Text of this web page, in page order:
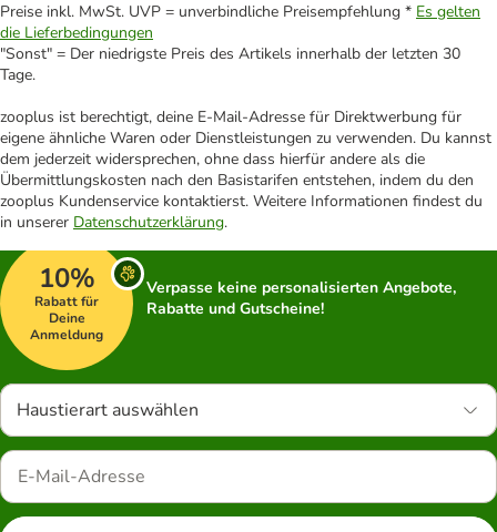
Preise inkl. MwSt. UVP = unverbindliche Preisempfehlung * Es gelten
die Lieferbedingungen
"Sonst" = Der niedrigste Preis des Artikels innerhalb der letzten 30
Tage.
zooplus ist berechtigt, deine E-Mail-Adresse für Direktwerbung für
eigene ähnliche Waren oder Dienstleistungen zu verwenden. Du kannst
dem jederzeit widersprechen, ohne dass hierfür andere als die
Übermittlungskosten nach den Basistarifen entstehen, indem du den
zooplus Kundenservice kontaktierst. Weitere Informationen findest du
in unserer Datenschutzerklärung.
10%
Rabatt für
Deine
Anmeldung
Verpasse keine personalisierten Angebote,
Rabatte und Gutscheine!
Haustierart auswählen